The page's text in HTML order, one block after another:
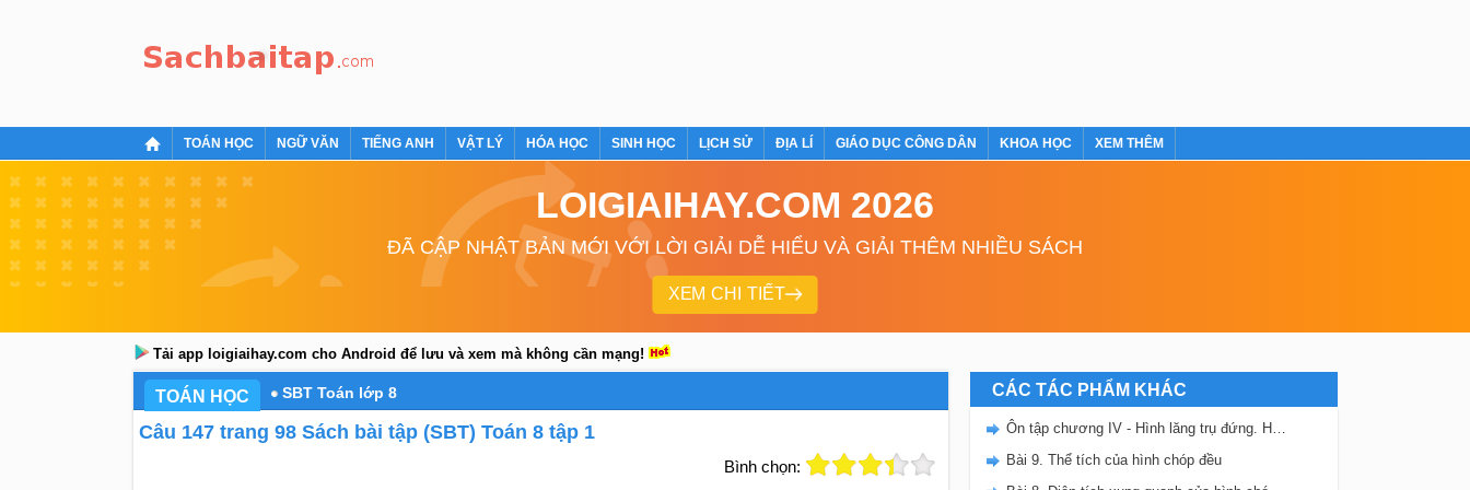
TOÁN HỌC NGỮ VĂN TIẾNG ANH VẬT LÝ HÓA HỌC SINH HỌC LỊCH SỬ ĐỊA LÍ GIÁO DỤC CÔNG DÂN KHOA HỌC XEM THÊM
LOIGIAIHAY.COM 2026
ĐÃ CẬP NHẬT BẢN MỚI VỚI LỜI GIẢI DỄ HIỂU VÀ GIẢI THÊM NHIỀU SÁCH
XEM CHI TIẾT
Tải app loigiaihay.com cho Android để lưu và xem mà không cần mạng!
TOÁN HỌC SBT Toán lớp 8
Câu 147 trang 98 Sách bài tập (SBT) Toán 8 tập 1
Bình chọn:
CÁC TÁC PHẨM KHÁC
Ôn tập chương IV - Hình lăng trụ đứng. Hình chóp đều
Bài 9. Thể tích của hình chóp đều